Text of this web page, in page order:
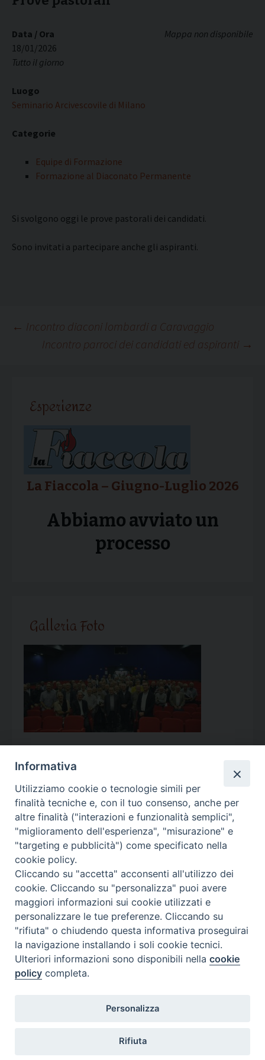
Mappa non disponibile
Data / Ora
18/01/2026
Tutto il giorno
Luogo
Seminario Arcivescovile di Milano
Categorie
Equipe di Formazione
Formazione al Diaconato Permanente
Si svolgono oggi le prove pastorali dei candidati.
Sono invitati a partecipare anche gli aspiranti.
Navigazione
← Incontro diaconi lombardi a Caravaggio
Incontro parroci dei candidati ed aspiranti →
Esperienze
La Fiaccola – Giugno-Luglio 2026
Abbiamo avviato un
processo
Galleria Foto
Calendario Appuntamenti
<< Ago 2026 >>
l m m g v s
d
27
28
3
4 5 6 7 8
9
10
11 12 13 14 15
17
18 19 21
24 25 26 27 28 29 30
31 1
Informativa
Utilizziamo cookie o tecnologie simili per
finalità tecniche e, con il tuo consenso, anche per
altre finalità ("interazioni e funzionalità semplici",
"miglioramento dell'esperienza", "misurazione" e
"targeting e pubblicità") come specificato nella
cookie policy.
Cliccando su "accetta" acconsenti all'utilizzo dei
cookie. Cliccando su "personalizza" puoi avere
maggiori informazioni sui cookie utilizzati e
personalizzare le tue preferenze. Cliccando su
"rifiuta" o chiudendo questa informativa proseguirai
la navigazione installando i soli cookie tecnici.
Ulteriori informazioni sono disponibili nellacookie
policy completa.
Personalizza
Rifiuta